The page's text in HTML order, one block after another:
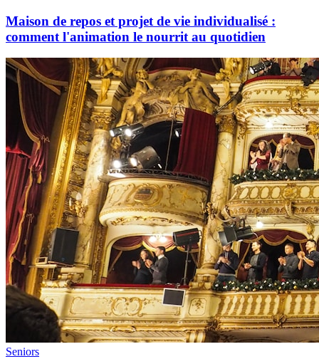
Maison de repos et projet de vie individualisé :
comment l'animation le nourrit au quotidien
Seniors